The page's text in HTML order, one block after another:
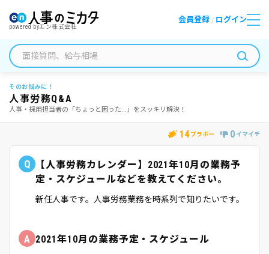
powered byエン株式会社
会員登録 / ログイン
そのお悩みに！
人事労務Q&A
人事・採用担当者の「ちょっと困った...」をスッキリ解決！
14 ブラボー 0 イマイチ
Q
【人事労務カレンダー】2021年10月の業務予
定・スケジュールなどを教えてください。
新任人事です。人事労務業務を時系列で知りたいです。
A 2021年10月の業務予定・スケジュール